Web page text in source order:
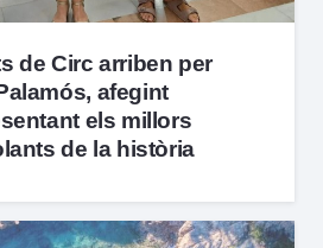
de Circ arriben per
afegint
els millors
de la història